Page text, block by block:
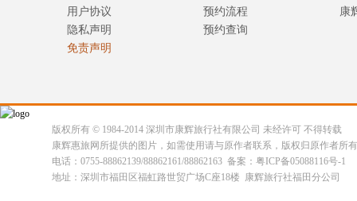
用户协议
隐私声明
免责声明
预约流程
预约查询
康
版权所有 © 1984-2014 深圳市康辉旅行社有限公司 未经许可 不得转载
康辉惠旅网所提供的图片，如需使用请与原作者联系，版权归原作者所
电话：0755-88862139/88862161/88862163 备案：粤ICP备05088116号-1
地址：深圳市福田区福虹路世贸广场C座18楼 康辉旅行社福田分公司